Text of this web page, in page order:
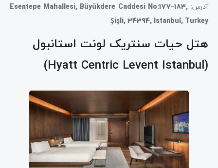
آدرس:
Esentepe Mahallesi, Büyükdere Caddesi No:177–183,
Şişli, 34394, Istanbul, Turkey
هتل حیات سنتریک لونت استانبول
(Hyatt Centric Levent Istanbul)